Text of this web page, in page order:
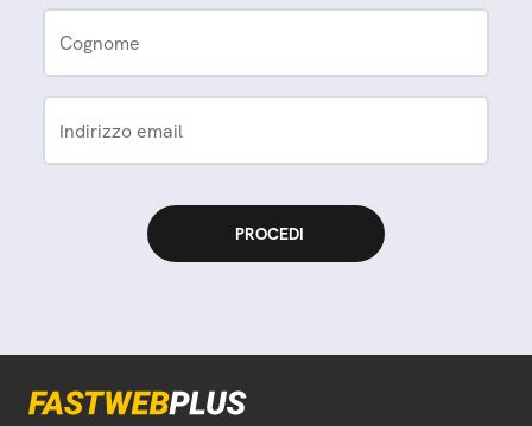
Cognome
Indirizzo email